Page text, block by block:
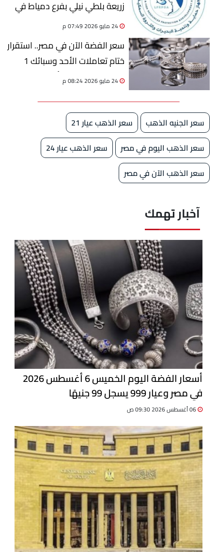
زريعة بلطي نيلي بفرع دمياط في
الغربية
24 مايو 2026 07:49 م
سعر الفضة الآن في مصر.. استقرار
ختام تعاملات الأحد وسبائك 1
كيلو تصل إلى 150 ألف جنيه
24 مايو 2026 08:24 م
سعر الجنيه الذهب
سعر الذهب عيار 21
سعر الذهب اليوم في مصر
سعر الذهب عيار 24
سعر الذهب الآن في مصر
آخبار تهمك
أسعار الفضة اليوم الخميس 6 أغسطس 2026
في مصر وعيار 999 يسجل 99 جنيهًا